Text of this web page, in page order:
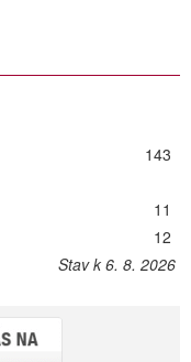
143
11
12
Stav k 6. 8. 2026